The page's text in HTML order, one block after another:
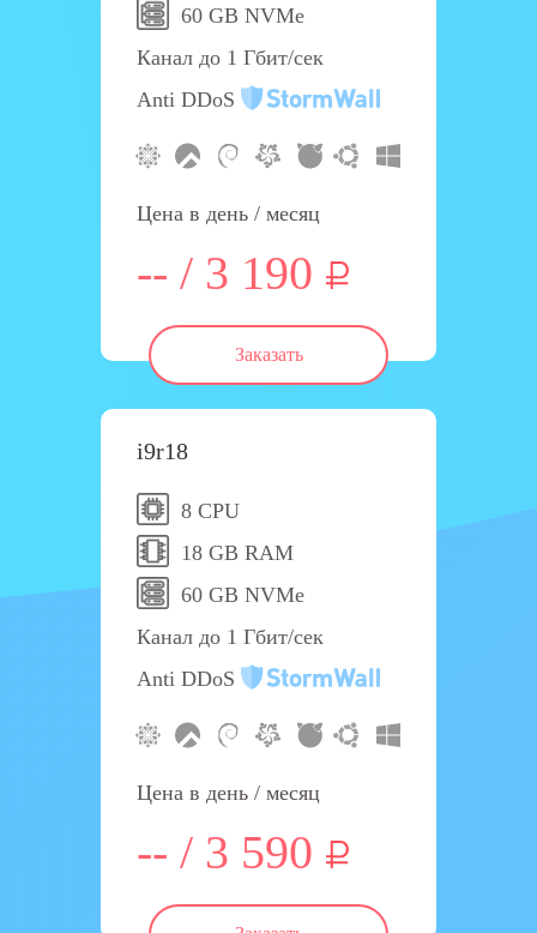
60 GB NVMe
Канал до 1 Гбит/сек
Anti DDoS
Цена в день / месяц
-- / 3 190
Заказать
i9r18
8 CPU
18 GB RAM
60 GB NVMe
Канал до 1 Гбит/сек
Anti DDoS
Цена в день / месяц
-- / 3 590